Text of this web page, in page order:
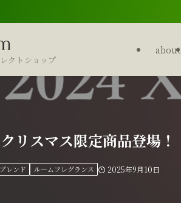
クトショップ
about
リスマス限定商品登場！
ブレンド ルームフレグランス 2025年9月10日